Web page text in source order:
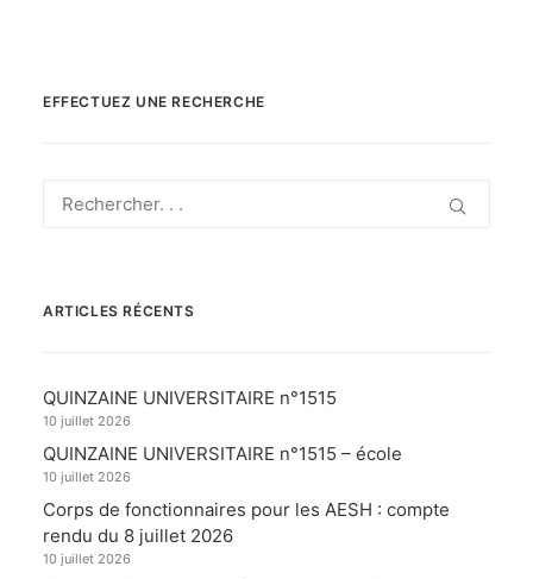
EFFECTUEZ UNE RECHERCHE
ARTICLES RÉCENTS
QUINZAINE UNIVERSITAIRE n°1515
10 juillet 2026
QUINZAINE UNIVERSITAIRE n°1515 – école
10 juillet 2026
Corps de fonctionnaires pour les AESH : compte
rendu du 8 juillet 2026
10 juillet 2026